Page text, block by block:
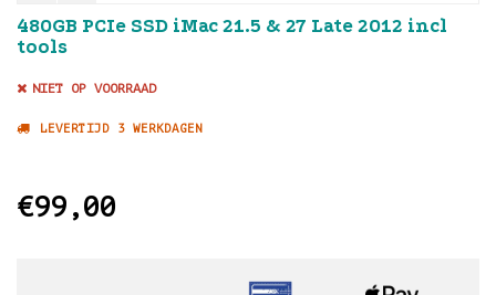
480GB PCIe SSD iMac 21.5 & 27 Late 2012 incl
tools
NIET OP VOORRAAD
LEVERTIJD 3 WERKDAGEN
€99,00